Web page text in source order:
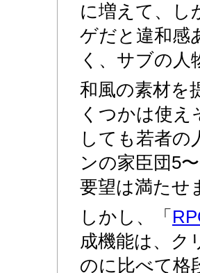
に増えて、し
ゲだと違和感
く、サブの人
和風の素材を
くつかは使
しても若者の
ンの家臣団5
要望は満たせ
しかし、「
成機能は、ク
のに比べて格